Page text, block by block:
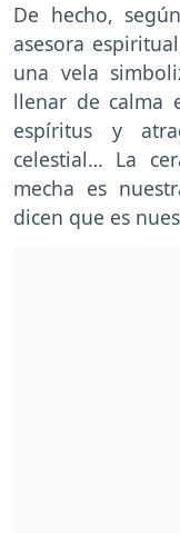
De hecho,
asesora
una vela
llenar de calma
espíritus y
celestial… La
mecha es
dicen que es